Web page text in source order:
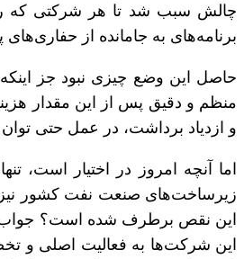
چالش سبب شد تا هر شرکتی که
برنامه‌های به جامانده از
حاصل این وضع چیزی نبود جز
و ازدیاد برداشت، در عمل حتی
اما آنچه امروز در اختیار
زیرساخت‌های صنعت نفت کشور نیز
این نقص برطرف شده است؟ جواب
این شرکت‌ها به فعالیت اصلی و